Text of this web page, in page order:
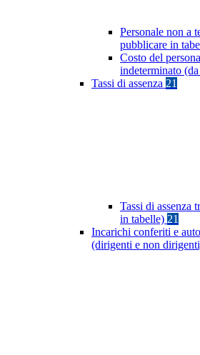
Personale non a
pubblicare in
Costo del
indeterminato
Tassi di assenza 21
Tassi di assenza
in tabelle) 21
Incarichi conferiti e
(dirigenti e non